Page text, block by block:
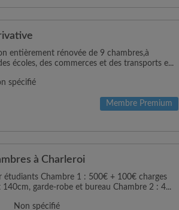
entièrement rénovée de 9 chambres,à
écoles, des commerces et des transports e...
spécifié
Membre Premium
à Charleroi
étudiants Chambre 1 : 500€ + 100€ charges
garde-robe et bureau Chambre 2 : 4...
Non spécifié